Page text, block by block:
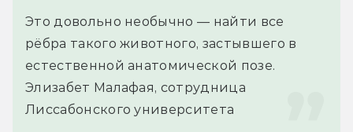
Это довольно необычно — найти все
рёбра такого животного, застывшего в
естественной анатомической позе.
Элизабет Малафая, сотрудница
Лиссабонского университета